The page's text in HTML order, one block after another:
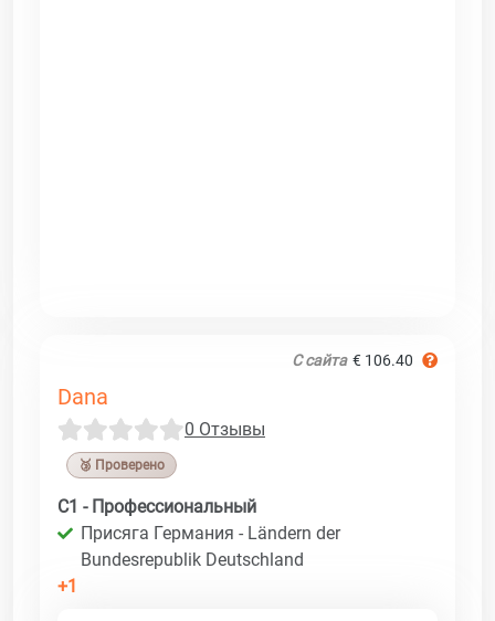
С сайта € 106.40
Dana
0 Отзывы
🥉 Проверено
C1 - Профессиональный
Присяга Германия - Ländern der
Bundesrepublik Deutschland
+1